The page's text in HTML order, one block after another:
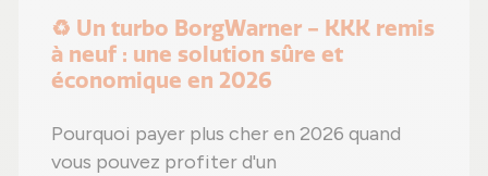
♻️ Un turbo BorgWarner - KKK remis
à neuf : une solution sûre et
économique en 2026
Pourquoi payer plus cher en 2026 quand
vous pouvez profiter d'un